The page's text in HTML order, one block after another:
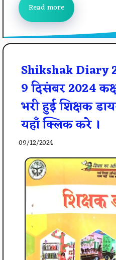
Read more
Shikshak Diary
9 दिसंबर 2024
भरी हुई शिक्षक
यहाँ क्लिक करे ।
09/12/2024